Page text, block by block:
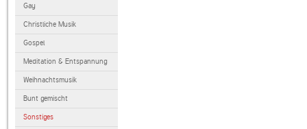
Gay
Christliche Musik
Gospel
Meditation & Entspannung
Weihnachtsmusik
Bunt gemischt
Sonstiges